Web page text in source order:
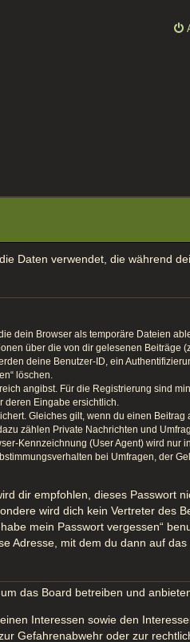
Daten verwendet, die während
dein Browser als temporäre Dateien
über die von dir gelesenen
deine Benutzer-ID, ein
löschen.
angibst. Für die Registrierung sind
deren Eingabe ersichtlich.
Gleiches gilt, wenn du einen
zählen Private Nachrichten und
Kennzeichnung (User Agent) wird nur
bei Umfragen, der
dir empfohlen, dieses Passwort
wird dich kein Vertreter des
mein Passwort vergessen“
Adresse, mit dem du dann auf das
das Board betreiben und
Interessen sowie den
Gefahrenabwehr oder zur